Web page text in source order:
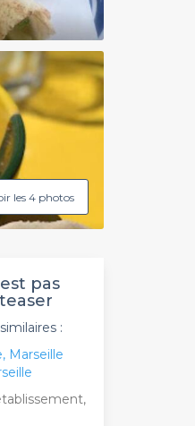
les 4 photos
pas
:
Marseille